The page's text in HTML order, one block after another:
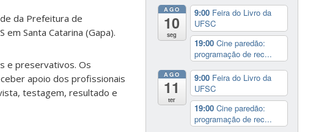
da Prefeitura de
Santa Catarina (Gapa).
e preservativos. Os
apoio dos profissionais
testagem, resultado e
AGO
10
seg
9:00 Feira do Livro da
UFSC
19:00 Cine paredão:
programação de rec...
AGO
11
ter
9:00 Feira do Livro da
UFSC
19:00 Cine paredão:
programação de rec...